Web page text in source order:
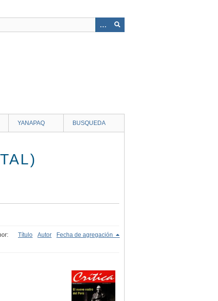
YANAPAQ BUSQUEDA
Título Autor Fecha de agregación